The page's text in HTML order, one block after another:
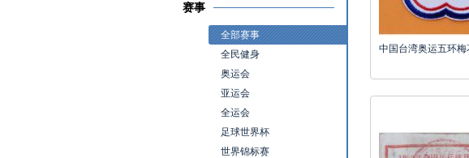
赛事
全部赛事
全民健身
奥运会
亚运会
全运会
足球世界杯
世界锦标赛
中国台湾奥运五环梅